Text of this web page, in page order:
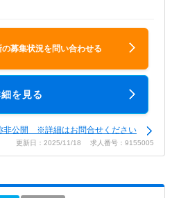
の募集状況を問い合わせる
を見る
非公開 ※詳細はお問合せください
更新日：2025/11/18 求人番号：9155005